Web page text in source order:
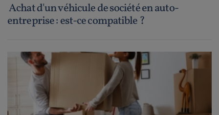
Achat d'un véhicule de société en auto-
entreprise : est-ce compatible ?